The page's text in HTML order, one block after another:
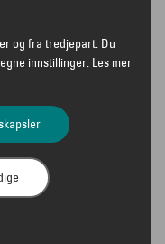
og fra tredjepart. Du
innstillinger. Les mer